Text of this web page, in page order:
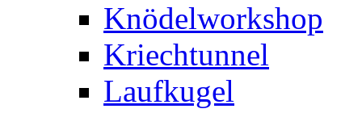
Knödelworkshop
Kriechtunnel
Laufkugel